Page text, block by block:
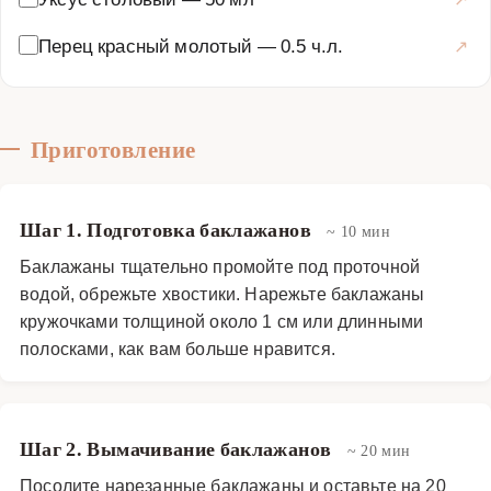
взрыв вкуса, который не оставит вас равнодушными.
Основные блюда·Овощные блюда·Маринованные
Перец красный молотый —0.5 ч.л.
Приготовление
Шаг 1. Подготовка баклажанов ~ 10 мин
Баклажаны тщательно промойте под проточной
водой, обрежьте хвостики. Нарежьте баклажаны
кружочками толщиной около 1 см или длинными
полосками, как вам больше нравится.
Шаг 2. Вымачивание баклажанов ~ 20 мин
Посолите нарезанные баклажаны и оставьте на 20